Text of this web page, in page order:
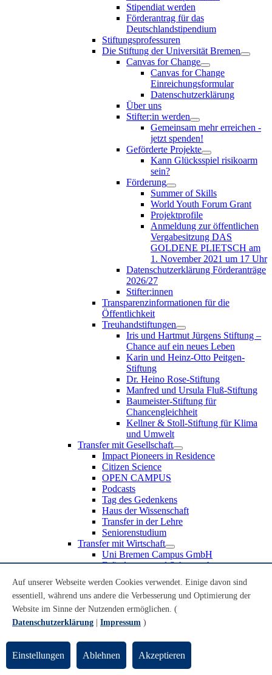
Stipendiat werden
Förderantrag für das
Deutschlandstipendium
Stiftungsprofessuren
Die Stiftung der Universität Bremen
Canvas for Change
Canvas for Change
Einreichungsformular
Datenschutzerklärung
Über uns
Stifter:in werden
Gemeinsam mehr erreichen -
jetzt spenden!
Geförderte Projekte
Kann Glücksspiel risikoarm
sein?
Förderung
Summer of Skills
World Youth Forum Grant
Projektprofile
Anmeldung zur öffentlichen
Vergabesitzung DAS
GOLDENE PLIETSCH am
1. November 2021 um 17 Uhr
Datenschutzerklärung Förderanträge
2026/27
Stifter:innen
Transparenzinformationen für die
Öffentlichkeit
Treuhandstiftungen
Iris und Hartmut Jürgens Stiftung –
Chance auf ein neues Leben
Karin und Heinz-Otto Peitgen-
Stiftung
Dr. Heino Rose-Stiftung
Manfred und Ursula Fluß-Stiftung
Baumeister-Stiftung für
Chancengleichheit
Kellner & Stoll-Stiftung für Klima
und Umwelt
Transfer mit Gesellschaft
Impact Pioneers in Residence
Citizen Science
OPEN CAMPUS
Podcasts
Tag des Gedenkens
Haus der Wissenschaft
Transfer in der Lehre
Seniorenstudium
Transfer mit Wirtschaft
Uni Bremen Campus GmbH
Erfindungen und Schutzrechte
Recruiting an der Universität Bremen
Weiterbildung an der Universität Bremen
Transfer mit Schule
Schülerinnen und Schüler
Schulklassen
Lehrkräfte
Gründungsunterstützung
Auf unserer Webseite werden Cookies verwendet. Einige davon sind
essentiell, während uns andere die Verbesserung und Optimierung der
Website im Sinne der Nutzenden ermöglichen. (
Datenschutzerklärung
Impressum )
Einstellungen Ablehnen Akzeptieren